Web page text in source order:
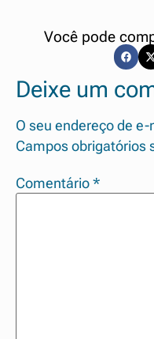
Você pode
Deixe um
O seu endereço de
Campos obrigatórios
Comentário *